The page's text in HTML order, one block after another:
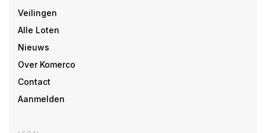
Veilingen
Alle Loten
Nieuws
Over Komerco
Contact
Aanmelden